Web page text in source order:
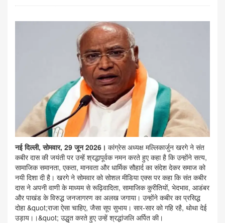
नई दिल्ली, सोमवार, 29 जून 2026। कांग्रेस अध्यक्ष मल्लिकार्जुन खरगे ने संत
कबीर दास की जयंती पर उन्हें श्रद्धापूर्वक नमन करते हुए कहा है कि उन्होंने सत्य,
सामाजिक समानता, एकता, मानवता और धार्मिक सौहार्द का संदेश देकर समाज को
नयी दिशा दी है। खरगे ने सोमवार को सोशल मीडिया एक्स पर कहा कि संत कबीर
दास ने अपनी वाणी के माध्यम से रूढ़िवादिता, सामाजिक कुरीतियों, भेदभाव, आडंबर
और पाखंड के विरुद्ध जनजागरण का अलख जगाया। उन्होंने कबीर का प्रसिद्ध
दोहा &quot;राजा ऐसा चाहिए, जैसा सूप सुभाय। सार-सार को गहि रहै, थोथा देई
उड़ाय।।&quot; उद्धृत करते हुए उन्हें श्रद्धांजलि अर्पित की।